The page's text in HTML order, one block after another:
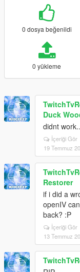
0 dosya beğenildi
0 yükleme
Duck
didnt
İçeriği Gör
19 Temmuz
Restorer
if i did a
openIV
back? :P
İçeriği Gör
13 Temmuz